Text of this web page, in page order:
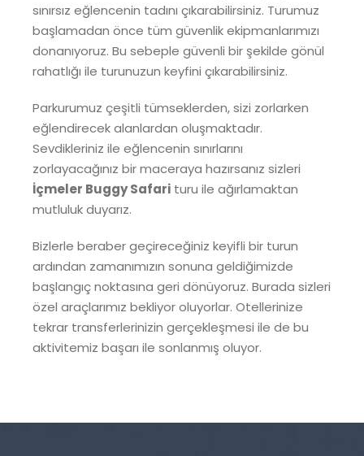
sınırsız eğlencenin tadını çıkarabilirsiniz. Turumuz
başlamadan önce tüm güvenlik ekipmanlarımızı
donanıyoruz. Bu sebeple güvenli bir şekilde gönül
rahatlığı ile turunuzun keyfini çıkarabilirsiniz.
Parkurumuz çeşitli tümseklerden, sizi zorlarken
eğlendirecek alanlardan oluşmaktadır.
Sevdikleriniz ile eğlencenin sınırlarını
zorlayacağınız bir maceraya hazırsanız sizleri
İçmeler Buggy Safari turu ile ağırlamaktan
mutluluk duyarız.
Bizlerle beraber geçireceğiniz keyifli bir turun
ardından zamanımızın sonuna geldiğimizde
başlangıç noktasına geri dönüyoruz. Burada sizleri
özel araçlarımız bekliyor oluyorlar. Otellerinize
tekrar transferlerinizin gerçekleşmesi ile de bu
aktivitemiz başarı ile sonlanmış oluyor.